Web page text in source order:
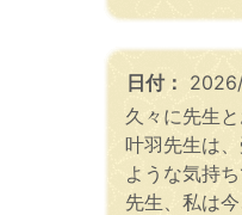
日付：
久々に先生
叶羽先生は
ような気持
先生、私は